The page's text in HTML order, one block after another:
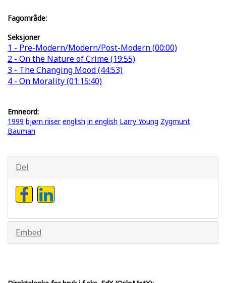
Fagområde:
Seksjoner
1 - Pre-Modern/Modern/Post-Modern (00:00)
2 - On the Nature of Crime (19:55)
3 - The Changing Mood (44:53)
4 - On Morality (01:15:40)
Emneord:
1999 bjørn riiser english in english Larry Young Zygmunt
Bauman
Del
Embed